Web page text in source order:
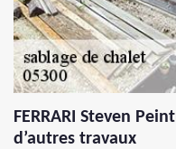
FERRARI Steven
d’autres travaux